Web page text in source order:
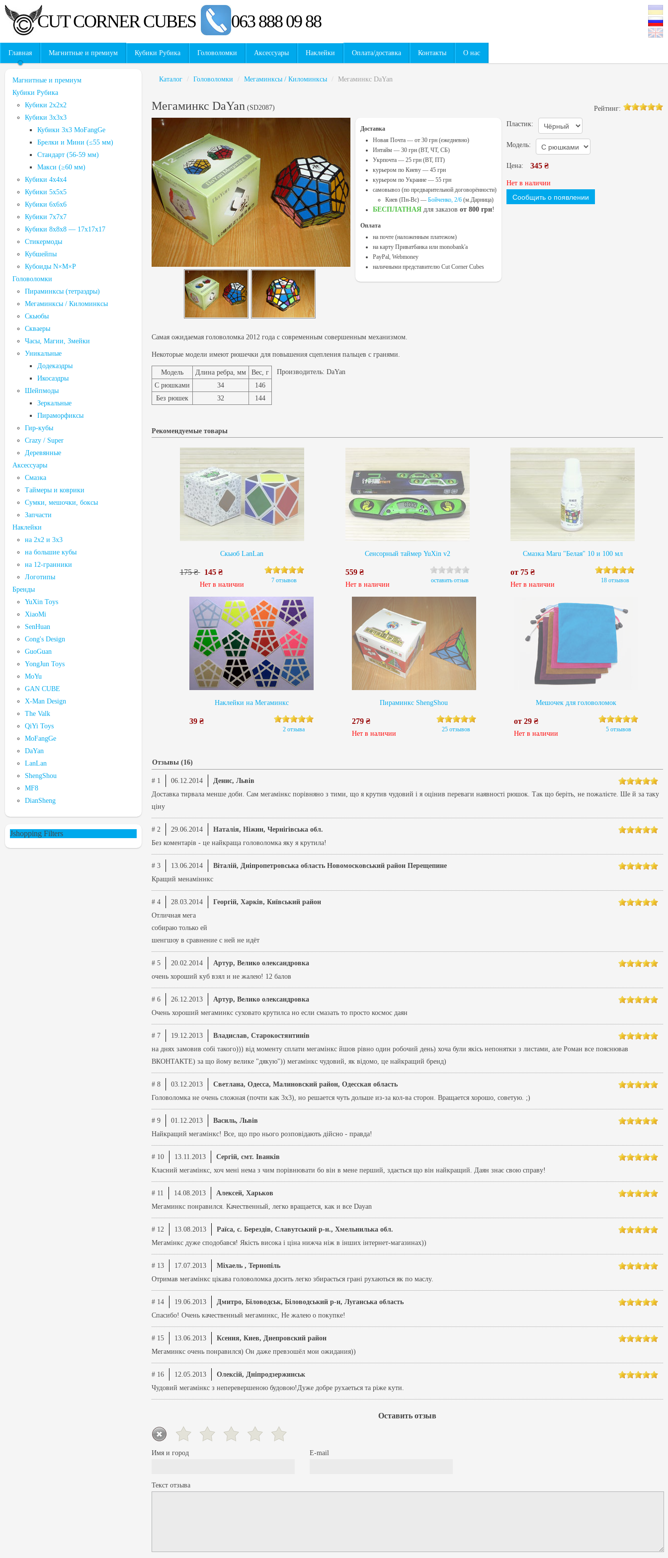
CUT CORNER CUBES 063 888 09 88
Главная Магнитные и премиум Кубики Рубика Головоломки Аксессуары Наклейки Оплата/доставка Контакты О нас
Магнитные и премиум
Кубики Рубика
Кубики 2x2x2
Кубики 3х3х3
Кубики 3х3 MoFangGe
Брелки и Мини (≤55 мм)
Стандарт (56-59 мм)
Макси (≥60 мм)
Кубики 4x4x4
Кубики 5х5х5
Кубики 6х6х6
Кубики 7х7х7
Кубики 8х8х8 — 17х17х17
Стикермоды
Кубшейпы
Кубоиды N×M×P
Головоломки
Пираминксы (тетраэдры)
Мегаминксы / Киломинксы
Скьюбы
Скваеры
Часы, Магии, Змейки
Уникальные
Додекаэдры
Икосаэдры
Шейпмоды
Зеркальные
Пираморфиксы
Гир-кубы
Crazy / Super
Деревянные
Аксессуары
Смазка
Таймеры и коврики
Сумки, мешочки, боксы
Запчасти
Наклейки
на 2х2 и 3х3
на большие кубы
на 12-гранники
Логотипы
Бренды
YuXin Toys
XiaoMi
SenHuan
Cong's Design
GuoGuan
YongJun Toys
MoYu
GAN CUBE
X-Man Design
The Valk
QiYi Toys
MoFangGe
DaYan
LanLan
ShengShou
MF8
DianSheng
Jshopping Filters
Каталог / Головоломки / Мегаминксы / Киломинксы / Мегаминкс DaYan
Мегаминкс DaYan (SD2087) Рейтинг:
Доставка
Новая Почта — от 30 грн (ежедневно)
Интайм — 30 грн (ВТ, ЧТ, СБ)
Укрпочта — 25 грн (ВТ, ПТ)
курьером по Киеву — 45 грн
курьером по Украине — 55 грн
самовывоз (по предварительной договорённости)
Киев (Пн-Вс) — Бойченко, 2/6 (м.Дарница)
БЕСПЛАТНАЯ для заказов от 800 грн!
Оплата
на почте (наложенным платежом)
на карту Приватбанка или monobank'а
PayPal, Webmoney
наличными представителю Cut Corner Cubes
Пластик:
Модель:
Цена: 345 ₴
Нет в наличии
Сообщить о появлении
Самая ожидаемая головоломка 2012 года с современным совершенным механизмом.
Некоторые модели имеют рюшечки для повышения сцепления пальцев с гранями.
Модель Длина ребра, мм
Вес, г
С рюшками
34
146
Без рюшек
32 144
Производитель: DaYan
Рекомендуемые товары
Скьюб LanLan
175 ₴145 ₴
Нет в наличии
7 отзывов
Сенсорный таймер YuXin v2
559 ₴
Нет в наличии
оставить отзыв
Смазка Maru "Белая" 10 и 100 мл
от 75 ₴
Нет в наличии
18 отзывов
Наклейки на Мегаминкс
39 ₴
2 отзыва
Пираминкс ShengShou
279 ₴
Нет в наличии
25 отзывов
Мешочек для головоломок
от 29 ₴
Нет в наличии
5 отзывов
Отзывы (16)
# 1 06.12.2014
Денис, Львів
Доставка тирвала менше доби. Сам мегамінкс порівняно з тими, що я крутив чудовий і я оцінив переваги наявності рюшок. Так що беріть, не пожалієте. Ше й за таку
ціну
# 2 29.06.2014
Наталія, Ніжин, Чернігівська обл.
Без коментарів - це найкраща головоломка яку я крутила!
# 3 13.06.2014
Віталій, Дніпропетровська область Новомосковський район Перещепине
Кращий менаміннкс
# 4 28.03.2014
Георгій, Харків, Київський район
Отличная мега
собираю только ей
шенгшоу в сравнение с ней не идёт
# 5 20.02.2014
Артур, Велико олександровка
очень хороший куб взял и не жалею! 12 балов
# 6 26.12.2013
Артур, Велико олександровка
Очень хороший мегаминкс суховато крутилса но если смазать то просто космос даян
# 7 19.12.2013
Владислав, Старокостянтинів
на днях замовив собі такого))) від моменту сплати мегамінкс йшов рівно один робочий день) хоча були якісь непонятки з листами, але Роман все пояснював
ВКОНТАКТЕ) за що йому велике "дякую")) мегамінкс чудовий, як відомо, це найкращий бренд)
# 8 03.12.2013
Светлана, Одесса, Малиновский район, Одесская область
Головоломка не очень сложная (почти как 3х3), но решается чуть дольше из-за кол-ва сторон. Вращается хорошо, советую. ;)
# 9 01.12.2013
Василь, Львів
Найкращий мегамінкс! Все, що про нього розповідають дійсно - правда!
# 10 13.11.2013
Сергій, смт. Іванків
Класний мегамінкс, хоч мені нема з чим порівнювати бо він в мене перший, здається що він найкращий. Даян знає свою справу!
# 11 14.08.2013
Алексей, Харьков
Мегаминкс понравился. Качественный, легко вращается, как и все Dayan
# 12 13.08.2013
Раїса, с. Берездів, Славутський р-н., Хмельнилька обл.
Мегамінкс дуже сподобався! Якість висока і ціна нижча ніж в інших інтернет-магазинах))
# 13 17.07.2013
Міхаель , Тернопіль
Отримав мегамінкс цікава головоломка досить легко збирається грані рухаються як по маслу.
# 14 19.06.2013
Дмитро, Біловодськ, Біловодський р-н, Луганська область
Спасибо! Очень качественный мегаминкс, Не жалею о покупке!
# 15 13.06.2013
Ксения, Киев, Днепровский район
Мегаминкс очень понравился) Он даже превзошёл мои ожидания))
# 16 12.05.2013
Олексiй, Днiпродзержинськ
Чудовий мегамiнкс з неперевершеною будовою!Дуже добре рухаеться та рiже кути.
Оставить отзыв
Имя и город E-mail
Текст отзыва